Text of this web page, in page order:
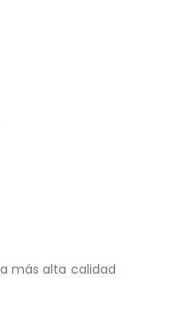
más alta calidad